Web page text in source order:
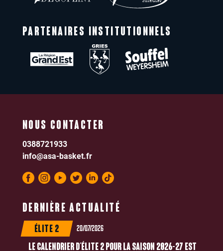
PARTENAIRES INSTITUTIONNELS
DERNIÈRE ACTUALITÉ
ÉLITE 2 20/07/2026
LE CALENDRIER D’ÉLITE 2 POUR LA SAISON 2026-27 EST
NOUS CONTACTER
0388721933
info@asa-basket.fr